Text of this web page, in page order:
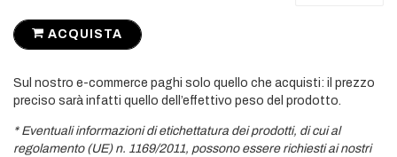
ACQUISTA
Sul nostro e-commerce paghi solo quello che acquisti: il prezzo
preciso sarà infatti quello dell’effettivo peso del prodotto.
* Eventuali informazioni di etichettatura dei prodotti, di cui al
regolamento (UE) n. 1169/2011, possono essere richiesti ai nostri